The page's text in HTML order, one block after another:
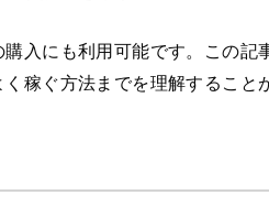
入にも利用可能です。この
稼ぐ方法までを理解すること